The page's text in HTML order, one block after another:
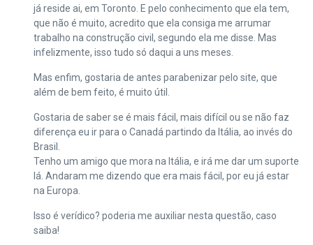
já reside ai, em Toronto. E pelo conhecimento que ela tem,
que não é muito, acredito que ela consiga me arrumar
trabalho na construção civil, segundo ela me disse. Mas
infelizmente, isso tudo só daqui a uns meses.
Mas enfim, gostaria de antes parabenizar pelo site, que
além de bem feito, é muito útil.
Gostaria de saber se é mais fácil, mais difícil ou se não faz
diferença eu ir para o Canadá partindo da Itália, ao invés do
Brasil.
Tenho um amigo que mora na Itália, e irá me dar um suporte
lá. Andaram me dizendo que era mais fácil, por eu já estar
na Europa.
Isso é verídico? poderia me auxiliar nesta questão, caso
saiba!